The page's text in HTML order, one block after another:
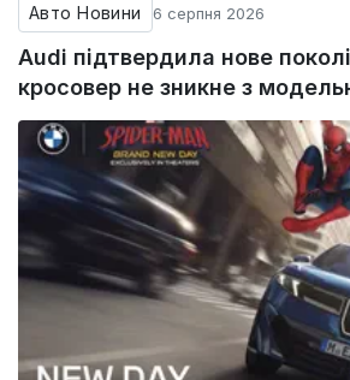
Авто Новини 6 серпня 2026
Audi підтвердила нове
кросовер не зникне з